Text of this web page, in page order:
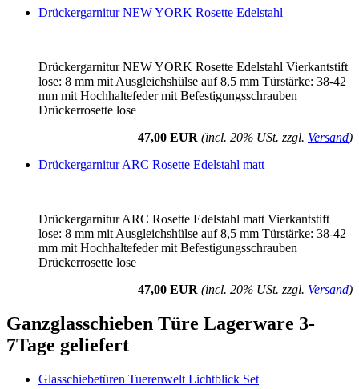
Drückergarnitur NEW YORK Rosette Edelstahl
Drückergarnitur NEW YORK Rosette Edelstahl Vierkantstift
lose: 8 mm mit Ausgleichshülse auf 8,5 mm Türstärke: 38-42
mm mit Hochhaltefeder mit Befestigungsschrauben
Drückerrosette lose
47,00 EUR (incl. 20% USt. zzgl. Versand)
Drückergarnitur ARC Rosette Edelstahl matt
Drückergarnitur ARC Rosette Edelstahl matt Vierkantstift
lose: 8 mm mit Ausgleichshülse auf 8,5 mm Türstärke: 38-42
mm mit Hochhaltefeder mit Befestigungsschrauben
Drückerrosette lose
47,00 EUR (incl. 20% USt. zzgl. Versand)
Ganzglasschieben Türe Lagerware 3-
7Tage geliefert
Glasschiebetüren Tuerenwelt Lichtblick Set